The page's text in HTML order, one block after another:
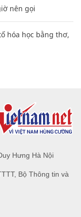
nên gọi
hóa học bằng thơ,
Hưng Hà Nội
Bộ Thông tin và